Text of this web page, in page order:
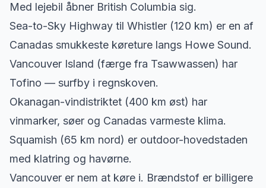
Med lejebil åbner British Columbia sig.
Sea-to-Sky Highway til Whistler (120 km) er en af
Canadas smukkeste køreture langs Howe Sound.
Vancouver Island (færge fra Tsawwassen) har
Tofino — surfby i regnskoven.
Okanagan-vindistriktet (400 km øst) har
vinmarker, søer og Canadas varmeste klima.
Squamish (65 km nord) er outdoor-hovedstaden
med klatring og havørne.
Vancouver er nem at køre i. Brændstof er billigere